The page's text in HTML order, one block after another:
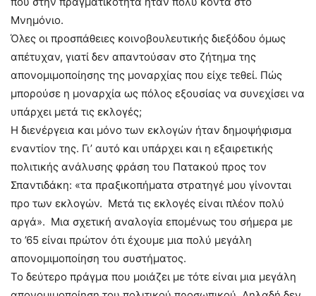
Μνημόνιο.
Όλες οι προσπάθειες κοινοβουλευτικής διεξόδου όμως
απέτυχαν, γιατί δεν απαντούσαν στο ζήτημα της
απονομιμοποίησης της μοναρχίας που είχε τεθεί. Πώς
μπορούσε η μοναρχία ως πόλος εξουσίας να συνεχίσει να
υπάρχει μετά τις εκλογές;
Η διενέργεια και μόνο των εκλογών ήταν δημοψήφισμα
εναντίον της. Γι’ αυτό και υπάρχει και η εξαιρετικής
πολιτικής ανάλυσης φράση του Πατακού προς τον
Σπαντιδάκη: «τα πραξικοπήματα στρατηγέ μου γίνονται
προ των εκλογών. Μετά τις εκλογές είναι πλέον πολύ
αργά». Μια σχετική αναλογία επομένως του σήμερα με
το ’65 είναι πρώτον ότι έχουμε μια πολύ μεγάλη
απονομιμοποίηση του συστήματος.
Το δεύτερο πράγμα που μοιάζει με τότε είναι μια μεγάλη